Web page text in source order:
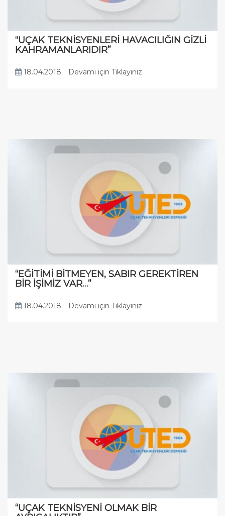
“UÇAK TEKNİSYENLERİ HAVACILIĞIN GİZLİ
KAHRAMANLARIDIR”
18.04.2018 Devamı için Tıklayınız
“EĞİTİMİ BİTMEYEN, SABIR GEREKTİREN
BİR İŞİMİZ VAR…”
18.04.2018 Devamı için Tıklayınız
“UÇAK TEKNİSYENİ OLMAK BİR